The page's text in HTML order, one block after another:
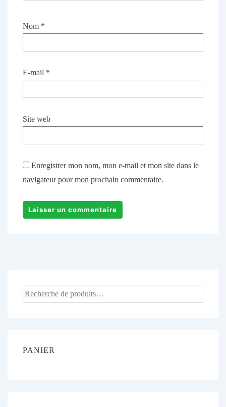
Nom *
E-mail *
Site web
Enregistrer mon nom, mon e-mail et mon site dans le
navigateur pour mon prochain commentaire.
PANIER